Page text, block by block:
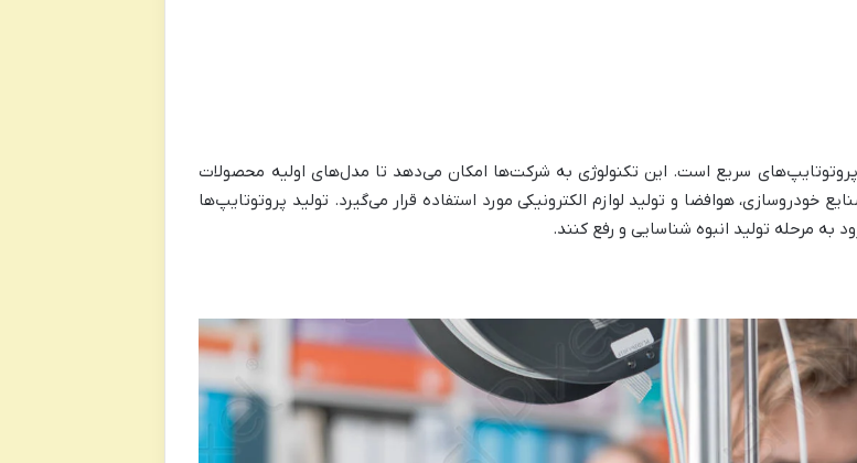
سریع است. این تکنولوژی به شرکت‌ها امکان می‌دهد تا مدل‌های اولیه محصولات
خودروسازی، هوافضا و تولید لوازم الکترونیکی مورد استفاده قرار می‌گیرد. تولید پروتوتایپ‌ها
مرحله تولید انبوه شناسایی و رفع کنند.